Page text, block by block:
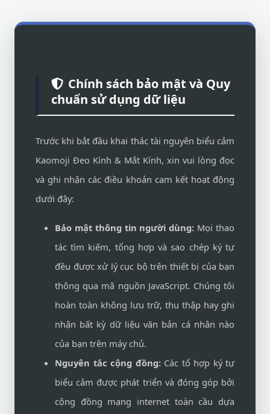
Chính sách bảo mật và Quy
chuẩn sử dụng dữ liệu
Trước khi bắt đầu khai thác tài nguyên biểu cảm
Kaomoji Đeo Kính & Mắt Kính, xin vui lòng đọc
và ghi nhận các điều khoản cam kết hoạt động
dưới đây:
Bảo mật thông tin người dùng: Mọi thao
tác tìm kiếm, tổng hợp và sao chép ký tự
đều được xử lý cục bộ trên thiết bị của bạn
thông qua mã nguồn JavaScript. Chúng tôi
hoàn toàn không lưu trữ, thu thập hay ghi
nhận bất kỳ dữ liệu văn bản cá nhân nào
của bạn trên máy chủ.
Nguyên tắc cộng đồng:Các tổ hợp ký tự
biểu cảm được phát triển và đóng góp bởi
cộng đồng mạng internet toàn cầu dựa